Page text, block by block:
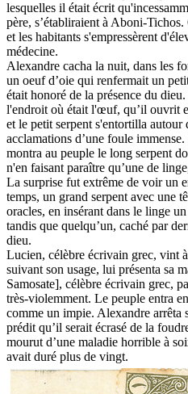
lesquelles il était écrit
père, s’établiraient à Aboni-
et les habitants s'empressèrent
médecine.
Alexandre cacha la nuit, dans les
un oeuf d’oie qui renfermait un
était honoré de la présence du
l'endroit où était l'œuf, qu’il ouvrit
et le petit serpent s'entortilla
acclamations d’une foule
montra au peuple le long serpent
n'en faisant paraître qu’une de
La surprise fut extrême de voir un
temps, un grand serpent avec une
oracles, en insérant dans le linge
tandis que quelqu’un, caché par
dieu.
Lucien, célèbre écrivain grec, vint
suivant son usage, lui présenta sa
Samosate], célèbre écrivain grec,
très-violemment. Le peuple entra
comme un impie. Alexandre arrêta
prédit qu’il serait écrasé de la
mourut d’une maladie horrible à
avait duré plus de vingt.